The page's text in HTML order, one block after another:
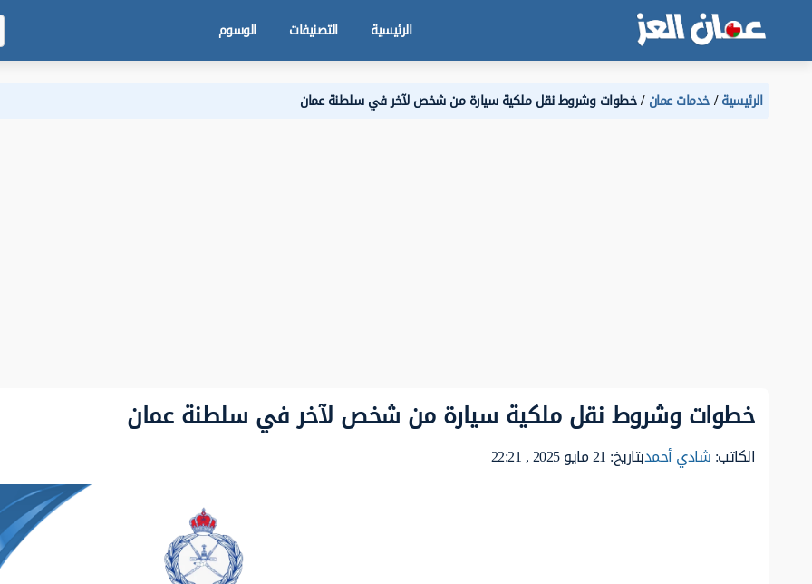
الرئيسية التصنيفات الوسوم
الرئيسية خدمات عمان خطوات وشروط نقل ملكية سيارة من شخص لآخر في سلطنة عمان
خطوات وشروط نقل ملكية سيارة من شخص لآخر في سلطنة عمان
الكاتب:شادي أحمدبتاريخ: 21 مايو 2025 , 22:21